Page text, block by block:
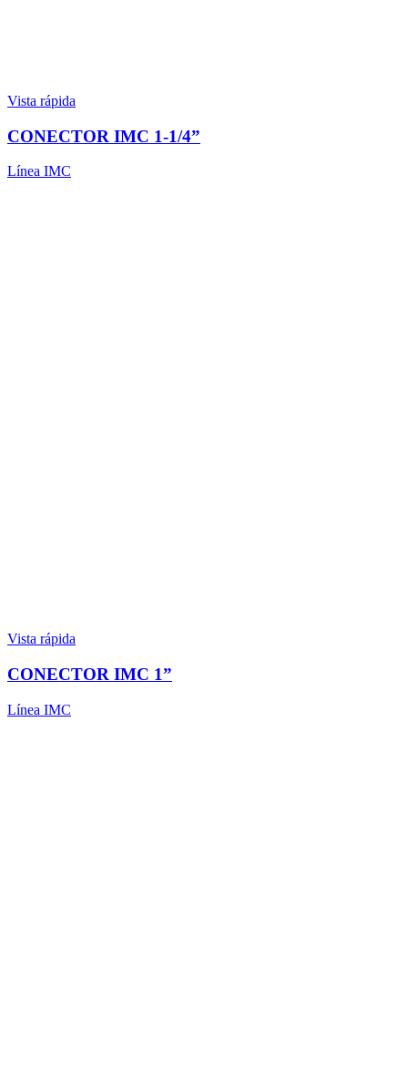
Vista rápida
CONECTOR IMC 1-1/4”
Línea IMC
Vista rápida
CONECTOR IMC 1”
Línea IMC